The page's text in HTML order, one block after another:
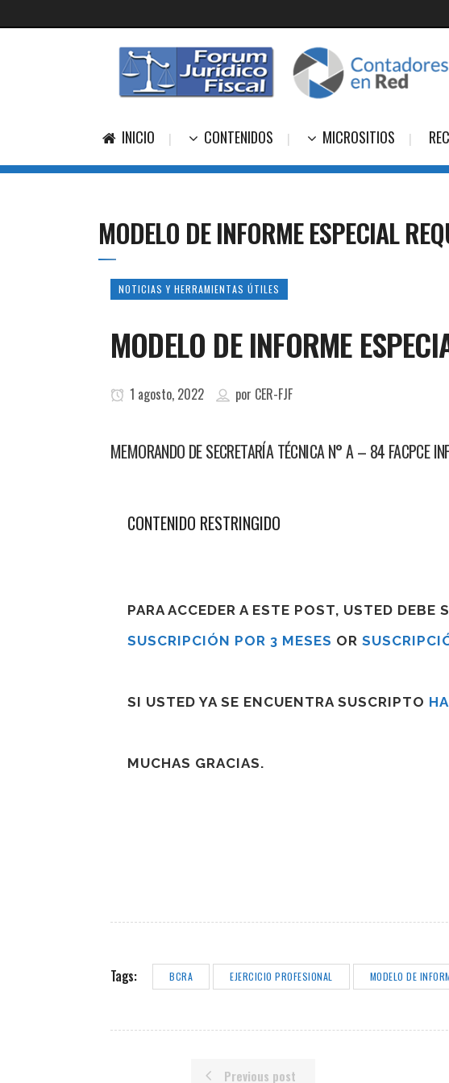
INICIO CONTENIDOS MICROSITIOS
MODELO DE INFORME ESPECIAL
NOTICIAS Y HERRAMIENTAS ÚTILES
MODELO DE INFORME
1 agosto, 2022 por CER-FJF
MEMORANDO DE SECRETARÍA TÉCNICA N° A – 84 FACPCE
CONTENIDO RESTRINGIDO
PARA ACCEDER A ESTE POST, USTED DEBE
SUSCRIPCIÓN POR 3 MESES OR
SI USTED YA SE ENCUENTRA SUSCRIPTO
MUCHAS GRACIAS.
Tags: BCRA EJERCICIO PROFESIONAL MODELO DE
Previous post